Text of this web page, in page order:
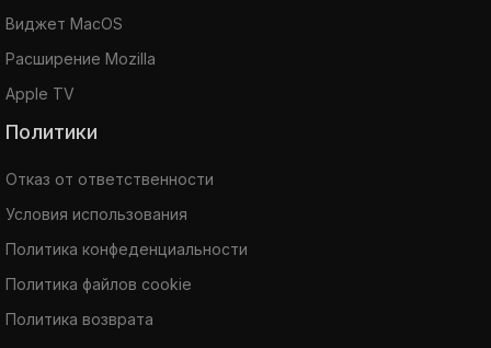
Виджет MacOS
Расширение Mozilla
Apple TV
Политики
Отказ от ответственности
Условия использования
Политика конфеденциальности
Политика файлов cookie
Политика возврата